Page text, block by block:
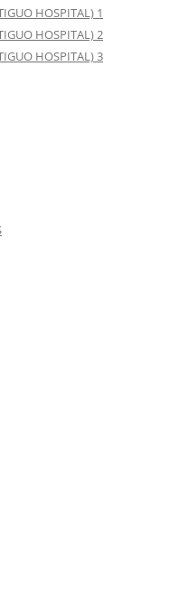
HOSPITAL) 1
HOSPITAL) 2
HOSPITAL) 3